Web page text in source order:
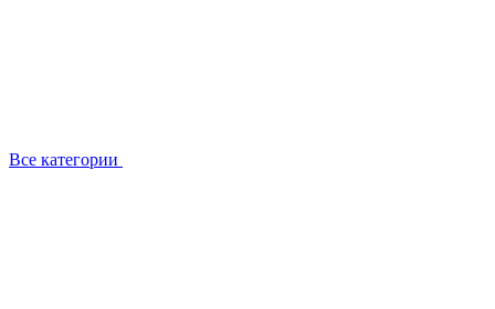
Все категории